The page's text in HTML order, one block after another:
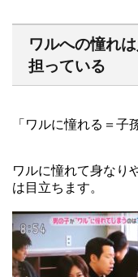
ワルへの憧れ
担っている
「ワルに憧れる＝子
ワルに憧れて身なり
は目立ちます。